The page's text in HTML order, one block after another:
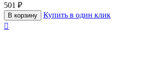
501 ₽
В корзину
Купить в один клик
